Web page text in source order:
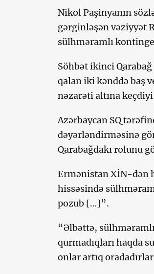
Nikol Paşinyanın
gərginləşən vəziyyət
sülhməramlı
Söhbət ikinci
qalan iki kənddə baş
nəzarəti altına
Azərbaycan SQ
dəyərləndirməsinə
Qarabağdakı rolunu
Ermənistan XİN-dən
hissəsində
pozub […]”.
“Əlbəttə,
qurmadıqları haqda
onlar artıq